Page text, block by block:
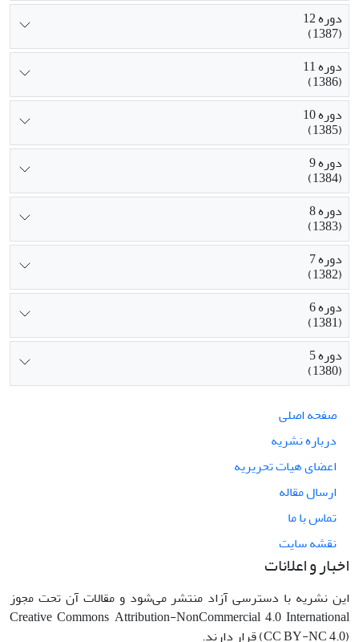
دوره 12
(1387)
دوره 11
(1386)
دوره 10
(1385)
دوره 9
(1384)
دوره 8
(1383)
دوره 7
(1382)
دوره 6
(1381)
دوره 5
(1380)
صفحه اصلی
درباره نشریه
اعضای هیات تحریریه
ارسال مقاله
تماس با ما
نقشه سایت
اخبار و اعلانات
این نشریه با دسترسی آزاد منتشر می‌شود و مقالات آن تحت مجوز
Creative Commons Attribution-NonCommercial 4.0 International
(CC BY-NC 4.0) قرار دارند.